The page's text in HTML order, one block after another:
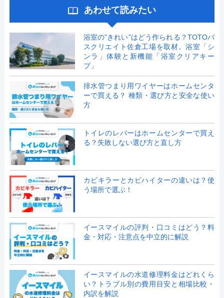
あわせて読みたい
浴室の”きれい”はどう作られる？TOTOバ
スクリエイト佐倉工場を取材。浴室「シ
ンラ」体験と新機能「浴室クリアキー
プ」
排水管つまり用ワイヤーはホームセンタ
ーで買える？ 種類・選び方と安全な使い
方
トイレのレバーはホームセンターで買え
る？失敗しない選び方と直し方
カビキラーとカビハイターの違いは？使
う場所で選ぶ！
イースマイルの評判・口コミはどう？料
金・対応・注意点を中立的に解説
イースマイルの水道修理料金はどれくら
い？トラブル別の費用目安と相場比較・
内訳を解説